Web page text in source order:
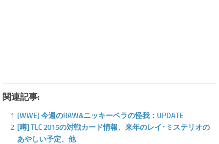
関連記事:
[WWE] 今週のRAW&ニッキーベラの怪我：UPDATE
[噂] TLC 2015の対戦カード情報、来年のレイ･ミステリオの
あやしい予定、他